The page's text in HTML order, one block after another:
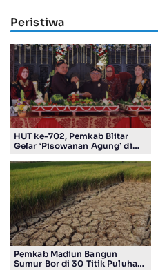
Peristiwa
HUT ke-702, Pemkab Blitar
Gelar ‘Pisowanan Agung’ di
Pemkab Madiun Bangun
Sumur Bor di 30 Titik Puluhan